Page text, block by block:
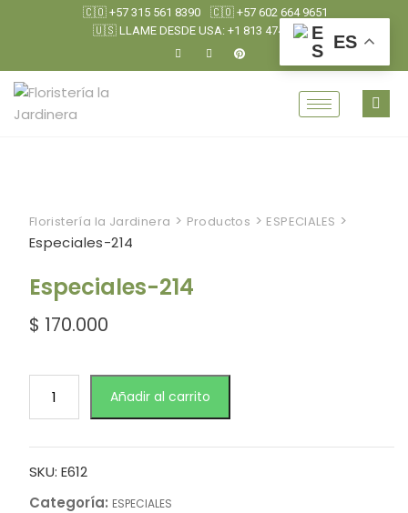
🇨🇴 +57 315 561 8390
🇨🇴 +57 602 664 9651
🇺🇸 LLAME DESDE USA: +1 813 474 0790
Floristería la Jardinera > Productos > ESPECIALES >
Especiales-214
Especiales-214
$ 170.000
Añadir al carrito
SKU: E612
Categoría: ESPECIALES
ES